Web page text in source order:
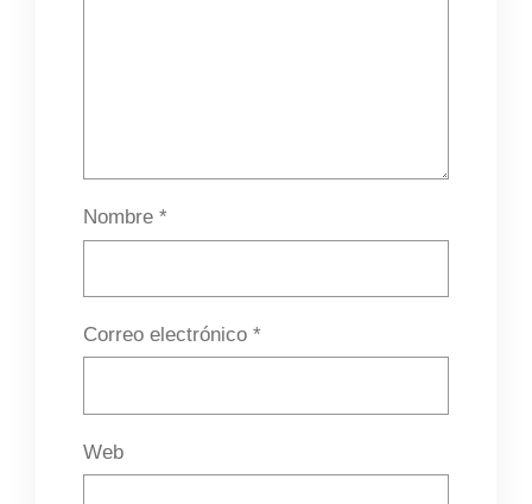
Nombre *
Correo electrónico *
Web